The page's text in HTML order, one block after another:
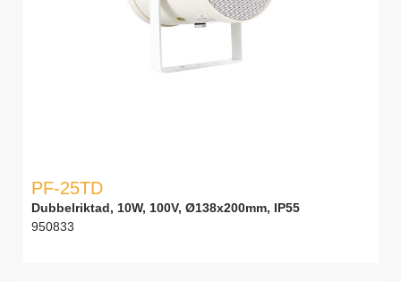
PF-25TD
Dubbelriktad, 10W, 100V, Ø138x200mm, IP55
950833